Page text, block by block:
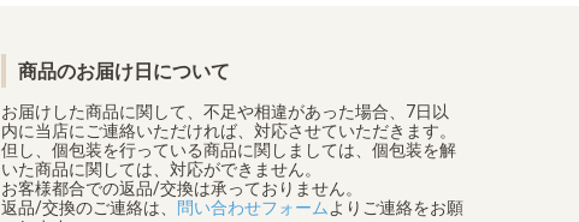
商品のお届け日について
お届けした商品に関して、不足や相違があった場合、7日以
内に当店にご連絡いただければ、対応させていただきます。
但し、個包装を行っている商品に関しましては、個包装を解
いた商品に関しては、対応ができません。
お客様都合での返品/交換は承っておりません。
返品/交換のご連絡は、
問い合わせフォーム よりご連絡をお願